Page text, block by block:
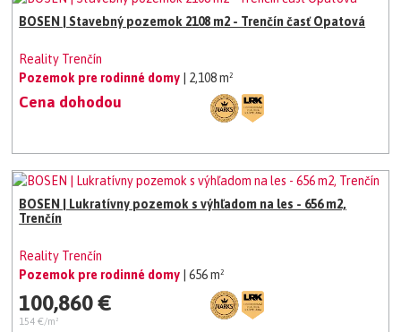
BOSEN | Stavebný pozemok 2108 m2 - Trenčín časť Opatová
Reality Trenčín
Pozemok pre rodinné domy
| 2,108 m²
Cena dohodou
BOSEN | Lukratívny pozemok s výhľadom na les - 656 m2,
Trenčín
Reality Trenčín
Pozemok pre rodinné domy
| 656 m²
100,860 €
154 €/m²